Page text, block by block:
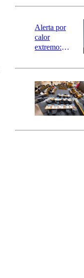
Alerta por
calor
extremo:
activa Alerta
Preventiva en
tres comunas